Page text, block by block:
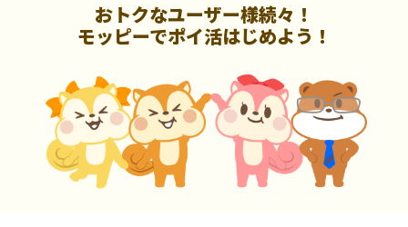
おトクなユーザー様続々！
モッピーでポイ活はじめよう！